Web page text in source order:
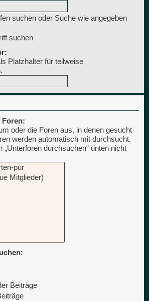
suchen oder Suche wie angegeben
suchen
Platzhalter für teilweise
Foren:
oder die Foren aus, in denen gesucht
werden automatisch mit durchsucht,
„Unterforen durchsuchen“ unten nicht
Beiträge